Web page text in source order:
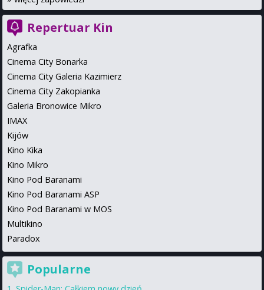
Repertuar Kin
Agrafka
Cinema City Bonarka
Cinema City Galeria Kazimierz
Cinema City Zakopianka
Galeria Bronowice Mikro
IMAX
Kijów
Kino Kika
Kino Mikro
Kino Pod Baranami
Kino Pod Baranami ASP
Kino Pod Baranami w MOS
Multikino
Paradox
Popularne